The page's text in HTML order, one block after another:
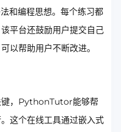
和编程思想。每个练习都
平台还鼓励用户提交自己
以帮助用户不断改进。
键，PythonTutor能够帮
这个在线工具通过嵌入式